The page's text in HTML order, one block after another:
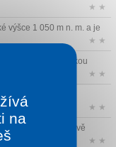
★ ★
výšce 1 050 m n. m. a je
★ ★
Szklarki má širokou
★ ★
patří mezi
★ ★
v Harrachově
★ ★
na